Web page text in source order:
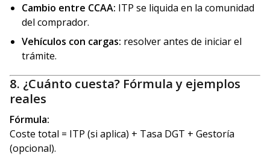
Cambio entre CCAA: ITP se liquida en la comunidad
del comprador.
Vehículos con cargas: resolver antes de iniciar el
trámite.
8. ¿Cuánto cuesta? Fórmula y ejemplos
reales
Fórmula:
Coste total = ITP (si aplica) + Tasa DGT + Gestoría
(opcional).